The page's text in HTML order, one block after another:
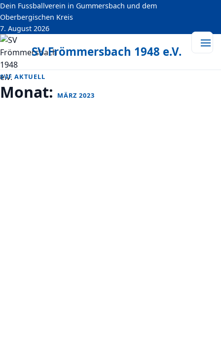
springen
Dein Fussballverein in Gummersbach und dem
Oberbergischen Kreis
7. August 2026
SV Frömmersbach 1948 e.V.
SVF AKTUELL
Monat: MÄRZ 2023